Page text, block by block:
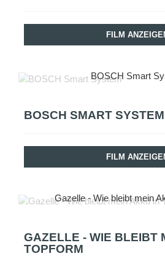
FILM
BOSCH Smart
BOSCH SMART SYSTEM
FILM
Gazelle - Wie bleibt mein
GAZELLE - WIE BLEIBT
TOPFORM